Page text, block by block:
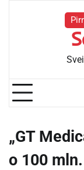
„GT
o 100